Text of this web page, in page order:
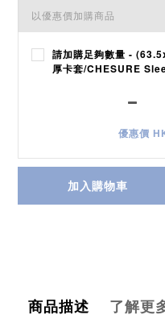
以優惠價加購商品
請加購足夠數量 -
厚卡套/CHESURE
優惠價
加入購物車
商品描述 了解更